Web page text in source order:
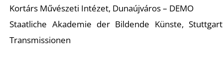
Kortárs Művészeti Intézet, Dunaújváros – DEMO
Staatliche Akademie der Bildende Künste,
Transmissionen